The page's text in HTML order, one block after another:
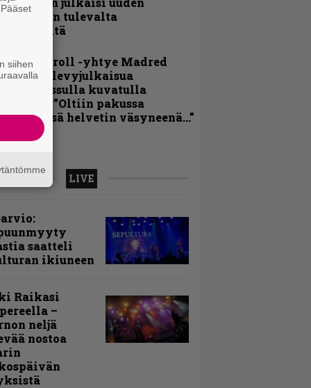
tulevalta
’n’ roll -yhtye Madred
levyjulkaisua
kuvatulla
– ”Oltiin pakussa
helvetin väsyneenä…”
LIVE
saatteli
ikiuneen
Raikasi
–
neljä
nostoa
siihen